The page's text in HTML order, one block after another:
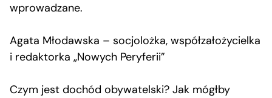
wprowadzane.
Agata Młodawska – socjolożka, współzałożycielka
i redaktorka „Nowych Peryferii”
Czym jest dochód obywatelski? Jak mógłby